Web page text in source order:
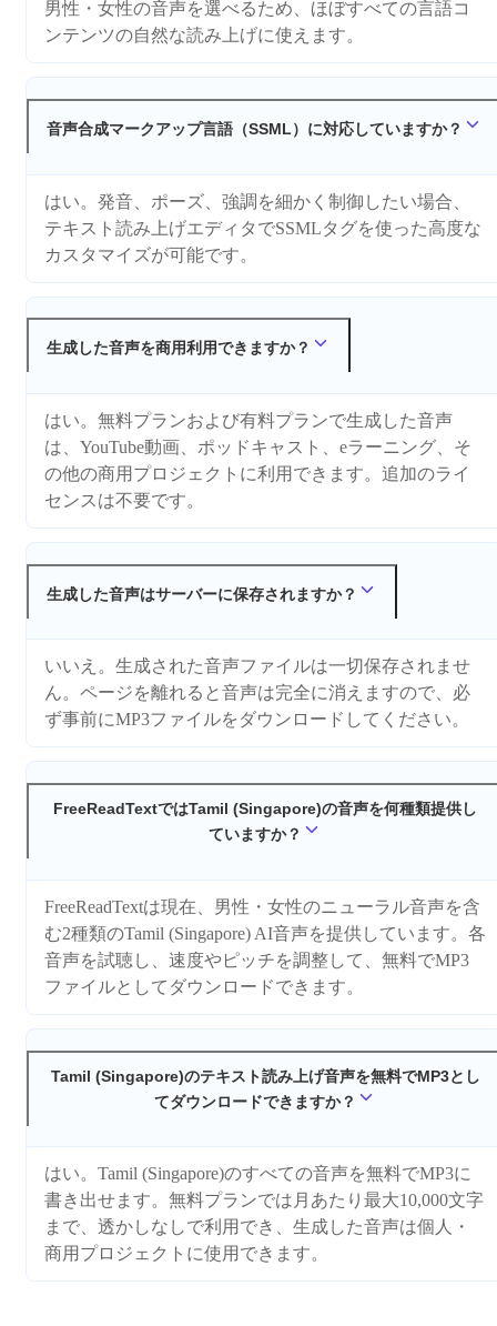
男性・女性の音声を選べるため、ほぼすべての言語コ
ンテンツの自然な読み上げに使えます。
音声合成マークアップ言語（SSML）に対応していますか？
はい。発音、ポーズ、強調を細かく制御したい場合、
テキスト読み上げエディタでSSMLタグを使った高度な
カスタマイズが可能です。
生成した音声を商用利用できますか？
はい。無料プランおよび有料プランで生成した音声
は、YouTube動画、ポッドキャスト、eラーニング、そ
の他の商用プロジェクトに利用できます。追加のライ
センスは不要です。
生成した音声はサーバーに保存されますか？
いいえ。生成された音声ファイルは一切保存されませ
ん。ページを離れると音声は完全に消えますので、必
ず事前にMP3ファイルをダウンロードしてください。
FreeReadTextではTamil (Singapore)の音声を何種類提供し
ていますか？
FreeReadTextは現在、男性・女性のニューラル音声を含
む2種類のTamil (Singapore) AI音声を提供しています。各
音声を試聴し、速度やピッチを調整して、無料でMP3
ファイルとしてダウンロードできます。
Tamil (Singapore)のテキスト読み上げ音声を無料でMP3とし
てダウンロードできますか？
はい。Tamil (Singapore)のすべての音声を無料でMP3に
書き出せます。無料プランでは月あたり最大10,000文字
まで、透かしなしで利用でき、生成した音声は個人・
商用プロジェクトに使用できます。